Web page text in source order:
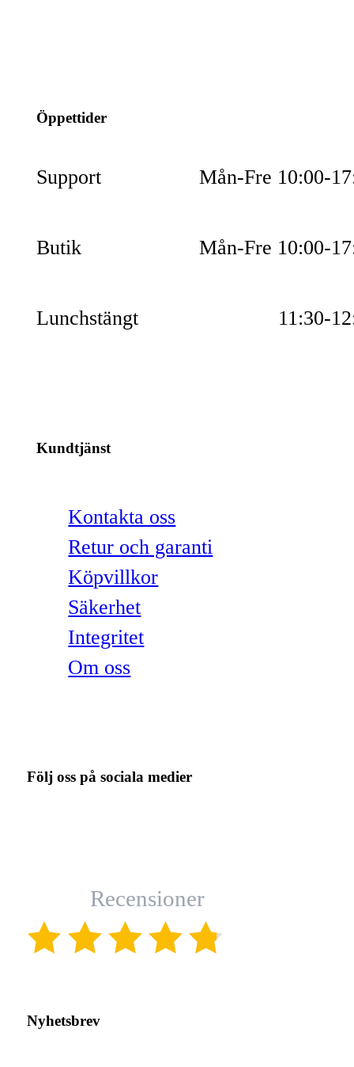
Öppettider
Support Mån-Fre 10:00-
Butik Mån-Fre 10:00-
Lunchstängt 11:30-
Kundtjänst
Kontakta oss
Retur och garanti
Köpvillkor
Säkerhet
Integritet
Om oss
Följ oss på sociala medier
Recensioner
Nyhetsbrev